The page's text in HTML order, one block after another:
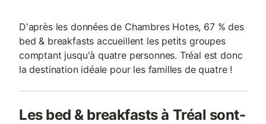
D'après les données de Chambres Hotes, 67 % des
bed & breakfasts accueillent les petits groupes
comptant jusqu'à quatre personnes. Tréal est donc
la destination idéale pour les familles de quatre !
Les bed & breakfasts à Tréal sont-